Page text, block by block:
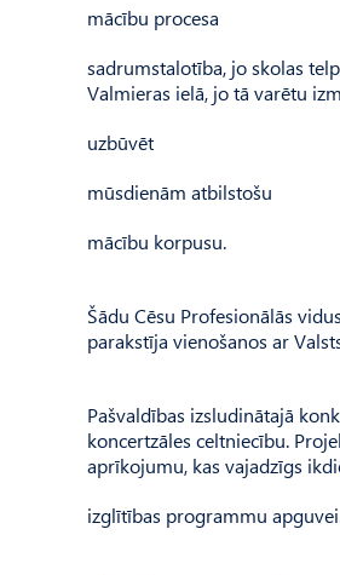
mācību procesa
sadrumstalotība, jo skolas
Valmieras ielā, jo tā varētu
uzbūvēt
mūsdienām atbilstošu
mācību korpusu.
Šādu Cēsu Profesionālās
parakstīja vienošanos ar
Pašvaldības izsludinātajā
koncertzāles celtniecību.
aprīkojumu, kas vajadzīgs
izglītības programmu